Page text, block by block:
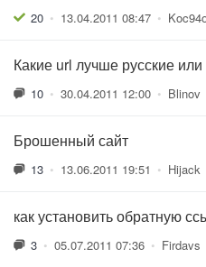
20 • 13.04.2011 08:47 •
Какие url лучше русские или
10 • 30.04.2011 12:00 • Blinov
Брошенный сайт
13 • 13.06.2011 19:51 • Hijack
как установить обратную
3 • 05.07.2011 07:36 • Firdavs